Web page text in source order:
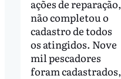
ações de reparação,
não completou o
cadastro de todos
os atingidos. Nove
mil pescadores
foram cadastrados,